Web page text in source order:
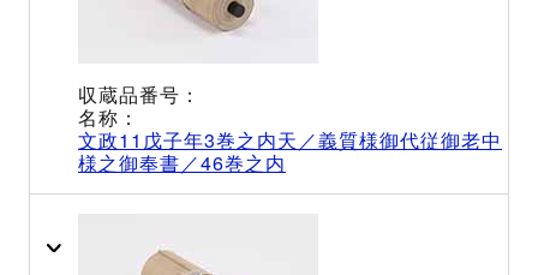
文政11戊子年3巻之内天／義質様御代従御老中
様之御奉書／46巻之内